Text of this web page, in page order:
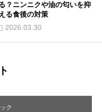
？ニンニクや油の匂いを抑
える食後の対策
2026.03.30
ク